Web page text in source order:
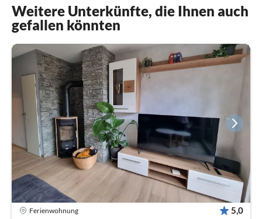
Weitere Unterkünfte, die Ihnen auch
gefallen könnten
Ferienwohnung 5,0